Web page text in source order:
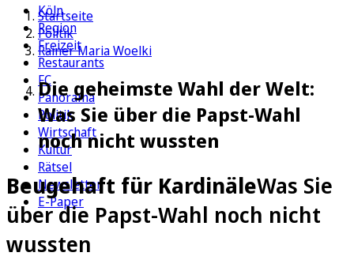
Köln
Region
Freizeit
Restaurants
FC
Panorama
Politik
Wirtschaft
Kultur
Rätsel
Newsletter
E-Paper
Startseite
Politik
Rainer Maria Woelki
Die geheimste Wahl der Welt:
Was Sie über die Papst-Wahl
noch nicht wussten
Beugehaft für KardinäleWas Sie
über die Papst-Wahl noch nicht
wussten